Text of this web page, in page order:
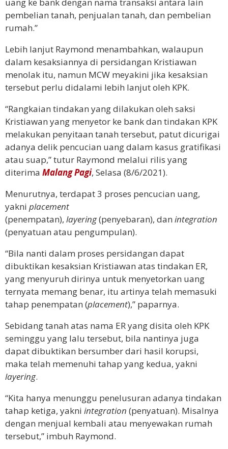
pembelian tanah, penjualan tanah, dan pembelian
rumah.”
Lebih lanjut Raymond menambahkan, walaupun
dalam kesaksiannya di persidangan Kristiawan
menolak itu, namun MCW meyakini jika kesaksian
tersebut perlu didalami lebih lanjut oleh KPK.
“Rangkaian tindakan yang dilakukan oleh saksi
Kristiawan yang menyetor ke bank dan tindakan KPK
melakukan penyitaan tanah tersebut, patut dicurigai
adanya delik pencucian uang dalam kasus gratifikasi
atau suap,” tutur Raymond melalui rilis yang
diterima Malang Pagi, Selasa (8/6/2021).
Menurutnya, terdapat 3 proses pencucian uang,
yakni placement
(penempatan), layering(penyebaran), dan integration
(penyatuan atau pengumpulan).
“Bila nanti dalam proses persidangan dapat
dibuktikan kesaksian Kristiawan atas tindakan ER,
yang menyuruh dirinya untuk menyetorkan uang
ternyata memang benar, itu artinya telah memasuki
tahap penempatan (placement),” paparnya.
Sebidang tanah atas nama ER yang disita oleh KPK
seminggu yang lalu tersebut, bila nantinya juga
dapat dibuktikan bersumber dari hasil korupsi,
maka telah memenuhi tahap yang kedua, yakni
layering.
“Kita hanya menunggu penelusuran adanya tindakan
tahap ketiga, yakni integration (penyatuan). Misalnya
dengan menjual kembali atau menyewakan rumah
tersebut,” imbuh Raymond.